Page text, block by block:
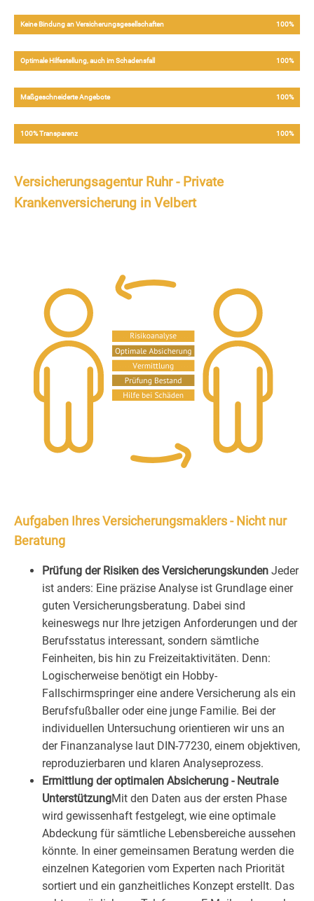
Keine Bindung an Versicherungsgesellschaften 100%
Optimale Hilfestellung, auch im Schadensfall 100%
Maßgeschneiderte Angebote 100%
100% Transparenz 100%
Versicherungsagentur Ruhr - Private
Krankenversicherung in Velbert
Aufgaben Ihres Versicherungsmaklers - Nicht nur
Beratung
Prüfung der Risiken des Versicherungskunden Jeder
ist anders: Eine präzise Analyse ist Grundlage einer
guten Versicherungsberatung. Dabei sind
keineswegs nur Ihre jetzigen Anforderungen und der
Berufsstatus interessant, sondern sämtliche
Feinheiten, bis hin zu Freizeitaktivitäten. Denn:
Logischerweise benötigt ein Hobby-
Fallschirmspringer eine andere Versicherung als ein
Berufsfußballer oder eine junge Familie. Bei der
individuellen Untersuchung orientieren wir uns an
der Finanzanalyse laut DIN-77230, einem objektiven,
reproduzierbaren und klaren Analyseprozess.
Ermittlung der optimalen Absicherung - Neutrale
UnterstützungMit den Daten aus der ersten Phase
wird gewissenhaft festgelegt, wie eine optimale
Abdeckung für sämtliche Lebensbereiche aussehen
könnte. In einer gemeinsamen Beratung werden die
einzelnen Kategorien vom Experten nach Priorität
sortiert und ein ganzheitliches Konzept erstellt. Das